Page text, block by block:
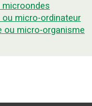
micro-ordinateur
ou micro-organisme